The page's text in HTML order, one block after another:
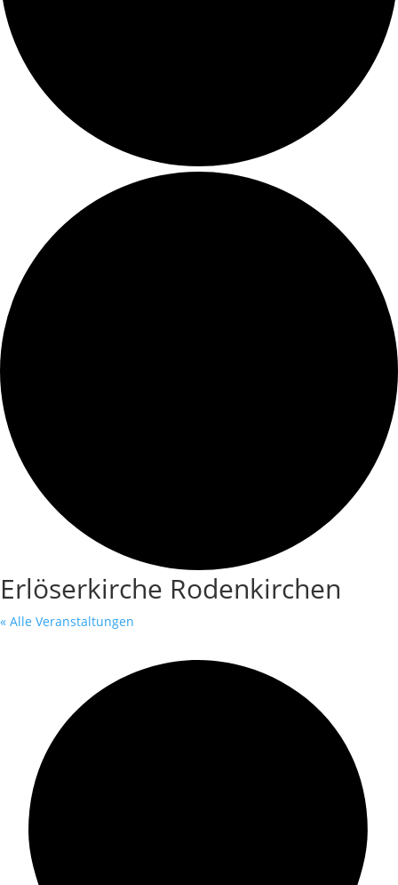
Erlöserkirche Rodenkirchen
« Alle Veranstaltungen